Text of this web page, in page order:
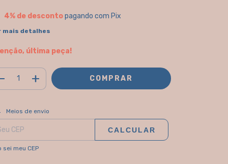
4% de descontopagando com Pix
mais detalhes
última peça!
para o CEP:
Meios de envio
CALCULAR
sei meu CEP